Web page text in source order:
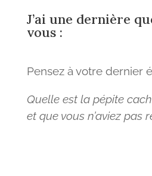
J’ai une dernière
vous :
Pensez à votre dernier
Quelle est la pépite
et que vous n’aviez pas